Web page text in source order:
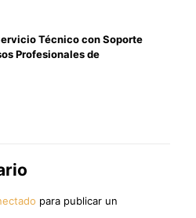
Técnico con Soporte
Profesionales de
para publicar un